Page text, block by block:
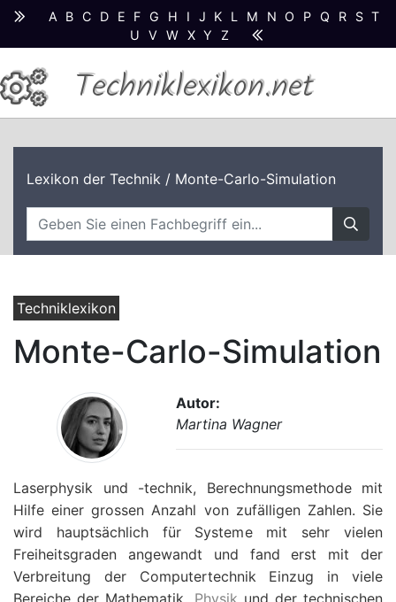
A B C D E F G H I J K L M N O P Q R S T
U
V W X Y Z
Techniklexikon.net
Lexikon der Technik / Monte-Carlo-Simulation
Techniklexikon
Monte-Carlo-Simulation
Autor:
Martina Wagner
Laserphysik und -technik, Berechnungsmethode mit
Hilfe einer grossen Anzahl von zufälligen Zahlen. Sie
wird hauptsächlich für Systeme mit sehr vielen
Freiheitsgraden angewandt und fand erst mit der
Verbreitung der Computertechnik Einzug in viele
Bereiche der Mathematik, Physik und der technischen